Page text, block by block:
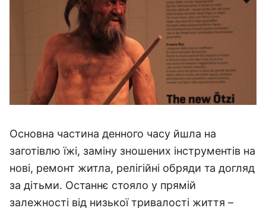
Основна частина денного часу йшла на
заготівлю їжі, заміну зношених інструментів на
нові, ремонт житла, релігійні обряди та догляд
за дітьми. Останнє стояло у прямій
залежності від низької тривалості життя –